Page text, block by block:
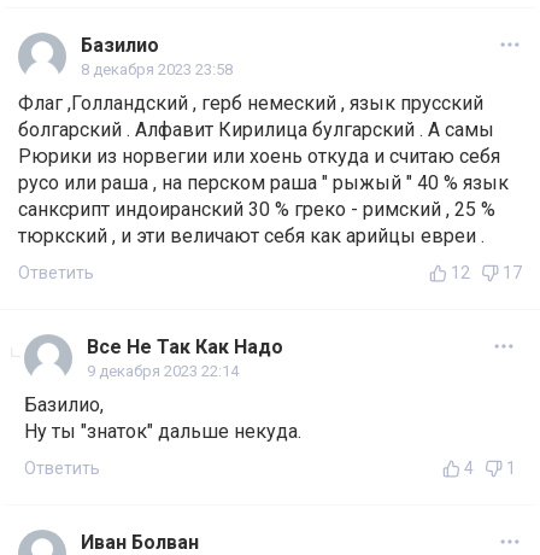
Базилио
8 декабря 2023 23:58
Флаг ,Голландский , герб немеский , язык прусский
болгарский . Алфавит Кирилица булгарский . А самы
Рюрики из норвегии или хоень откуда и считаю себя
русо или раша , на перском раша " рыжый " 40 % язык
санксрипт индоиранский 30 % греко - римский , 25 %
тюркский , и эти величают себя как арийцы евреи .
Ответить 12 17
Все Не Так Как Надо
9 декабря 2023 22:14
Базилио,
Ну ты "знаток" дальше некуда.
Ответить 4 1
Иван Болван